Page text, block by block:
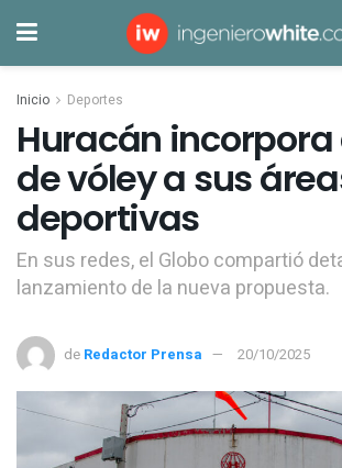
Inicio Deportes
Huracán
de vóley a sus
deportivas
En sus redes, el Globo compartió
lanzamiento de la nueva propuesta.
de Redactor Prensa 20/10/2025